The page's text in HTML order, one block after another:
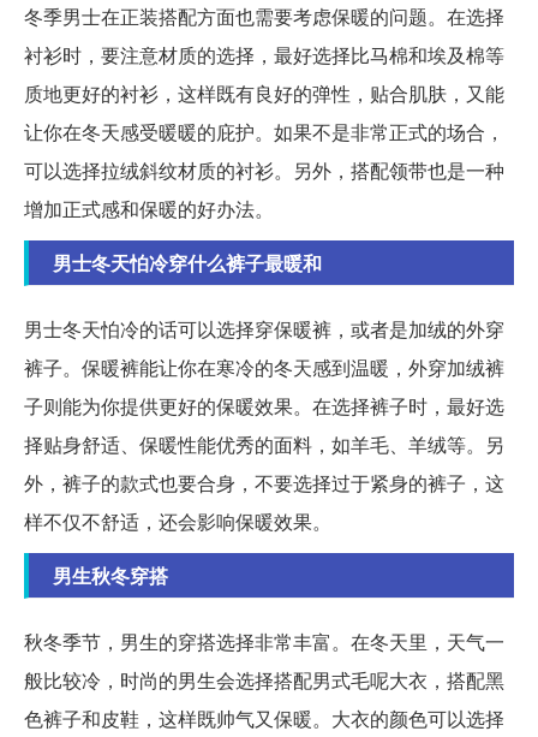
冬季男士在正装搭配方面也需要考虑保暖的问题。在选择
衬衫时，要注意材质的选择，最好选择比马棉和埃及棉等
质地更好的衬衫，这样既有良好的弹性，贴合肌肤，又能
让你在冬天感受暖暖的庇护。如果不是非常正式的场合，
可以选择拉绒斜纹材质的衬衫。另外，搭配领带也是一种
增加正式感和保暖的好办法。
男士冬天怕冷穿什么裤子最暖和
男士冬天怕冷的话可以选择穿保暖裤，或者是加绒的外穿
裤子。保暖裤能让你在寒冷的冬天感到温暖，外穿加绒裤
子则能为你提供更好的保暖效果。在选择裤子时，最好选
择贴身舒适、保暖性能优秀的面料，如羊毛、羊绒等。另
外，裤子的款式也要合身，不要选择过于紧身的裤子，这
样不仅不舒适，还会影响保暖效果。
男生秋冬穿搭
秋冬季节，男生的穿搭选择非常丰富。在冬天里，天气一
般比较冷，时尚的男生会选择搭配男式毛呢大衣，搭配黑
色裤子和皮鞋，这样既帅气又保暖。大衣的颜色可以选择